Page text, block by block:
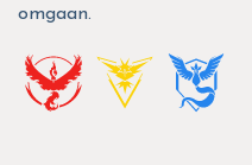
omgaan.